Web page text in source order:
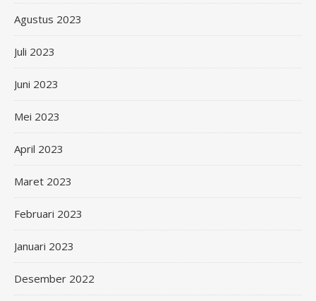
Agustus 2023
Juli 2023
Juni 2023
Mei 2023
April 2023
Maret 2023
Februari 2023
Januari 2023
Desember 2022